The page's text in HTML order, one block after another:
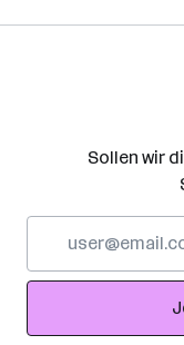
Sollen wir
Adresse